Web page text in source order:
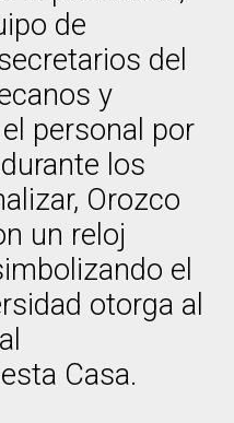
de
del
y
personal por
los
Orozco
un reloj
el
otorga al
Casa.